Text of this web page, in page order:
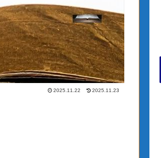
2025.11.22 2025.11.23